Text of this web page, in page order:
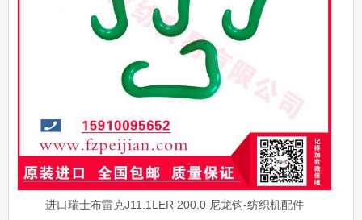
进口瑞士布雷克J11.1LER 200.0 尼龙钩-纺织机配件